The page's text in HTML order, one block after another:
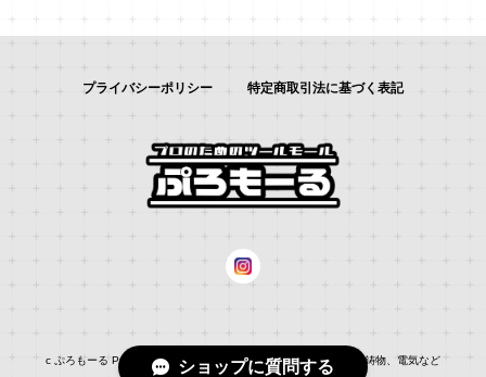
プライバシーポリシー 特定商取引法に基づく表記
c ぷろもーる ProMALL：総合通販サイト：：自動車補修、建築、鋳物、電気など
ショップに質問する